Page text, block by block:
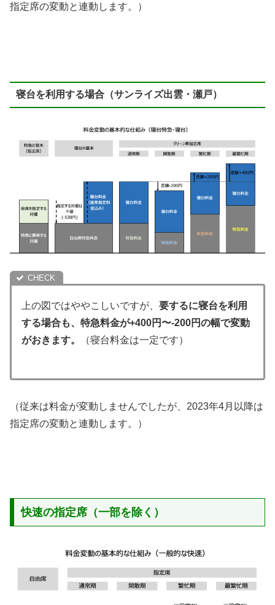
指定席の変動と連動します。）
寝台を利用する場合（サンライズ出雲・瀬戸）
上の図ではややこしいですが、 要するに寝台を利用
する場合も、特急料金が+400円〜-200円の幅で変動
がおきます。
（寝台料金は一定です）
（従来は料金が変動しませんでしたが、2023年4月以降は
指定席の変動と連動します。）
快速の指定席（一部を除く）